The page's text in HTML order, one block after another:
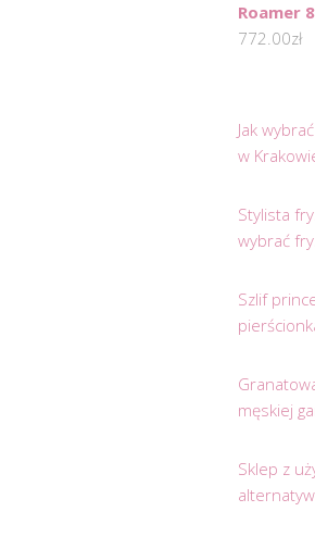
Roamer
772.00zł
Jak
w
Stylista
wybrać
Szlif
męskiej
Sklep z